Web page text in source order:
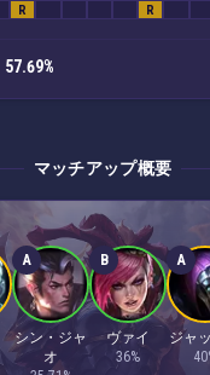
R R
57.69%
マッチアップ概要
A
シン・ジャ
オ
B
ヴァイ
36%
A
ジャ